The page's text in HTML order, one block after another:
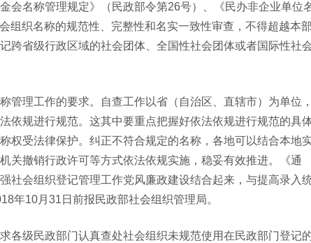
会名称管理规定》（民政部令第26号）、《民办非企业单位
组织名称的规范性、完整性和名实一致性审查，不得超越本部
跨省级行政区域的社会团体、全国性社会团体或者国际性社
管理工作的要求。自查工作以省（自治区、直辖市）为单位，
依规进行规范。这其中要重点把握好依法依规进行规范的具
权受法律保护。纠正不符合规定的名称，各地可以结合本地
关撤销行政许可等方式依法依规实施，稳妥有效推进。《通
社会组织登记管理工作党风廉政建设结合起来，与提高录入
年10月31日前报民政部社会组织管理局。
求各级民政部门认真查处社会组织未规范使用在民政部门登记